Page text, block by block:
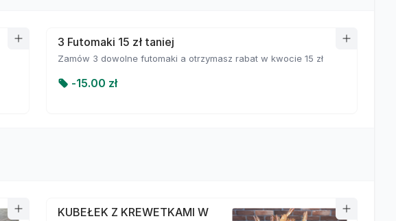
3 Futomaki 15 zł taniej
Zamów 3 dowolne futomaki a otrzymasz rabat w kwocie 15 zł
-15.00 zł
KUBEŁEK Z KREWETKAMI W